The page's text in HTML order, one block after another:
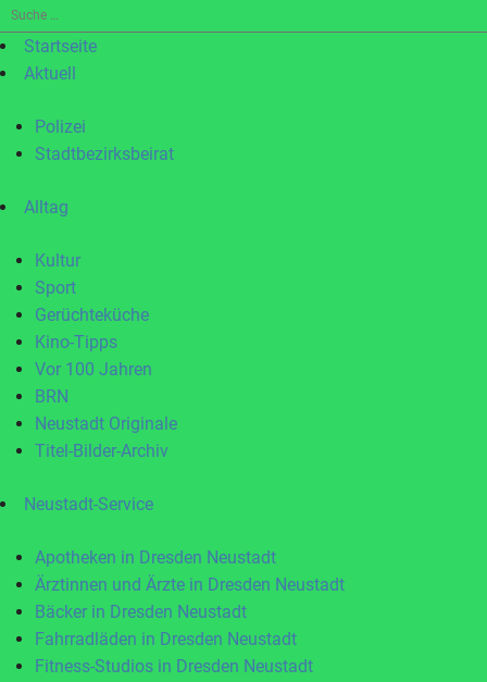
Suche
nach:Startseite
Aktuell
Polizei
Stadtbezirksbeirat
Alltag
Kultur
Sport
Gerüchteküche
Kino-Tipps
Vor 100 Jahren
BRN
Neustadt Originale
Titel-Bilder-Archiv
Neustadt-Service
Apotheken in Dresden Neustadt
Ärztinnen und Ärzte in Dresden Neustadt
Bäcker in Dresden Neustadt
Fahrradläden in Dresden Neustadt
Fitness-Studios in Dresden Neustadt